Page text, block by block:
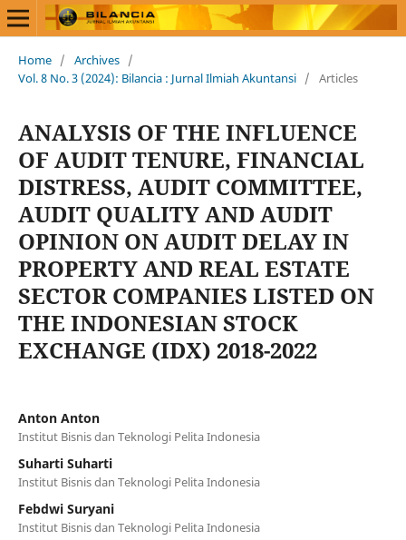
Home / Archives /
Vol. 8 No. 3 (2024): Bilancia : Jurnal Ilmiah Akuntansi / Articles
ANALYSIS OF THE INFLUENCE
OF AUDIT TENURE, FINANCIAL
DISTRESS, AUDIT COMMITTEE,
AUDIT QUALITY AND AUDIT
OPINION ON AUDIT DELAY IN
PROPERTY AND REAL ESTATE
SECTOR COMPANIES LISTED ON
THE INDONESIAN STOCK
EXCHANGE (IDX) 2018-2022
Anton Anton
Institut Bisnis dan Teknologi Pelita Indonesia
Suharti Suharti
Institut Bisnis dan Teknologi Pelita Indonesia
Febdwi Suryani
Institut Bisnis dan Teknologi Pelita Indonesia